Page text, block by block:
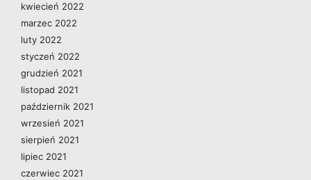
kwiecień 2022
marzec 2022
luty 2022
styczeń 2022
grudzień 2021
listopad 2021
październik 2021
wrzesień 2021
sierpień 2021
lipiec 2021
czerwiec 2021